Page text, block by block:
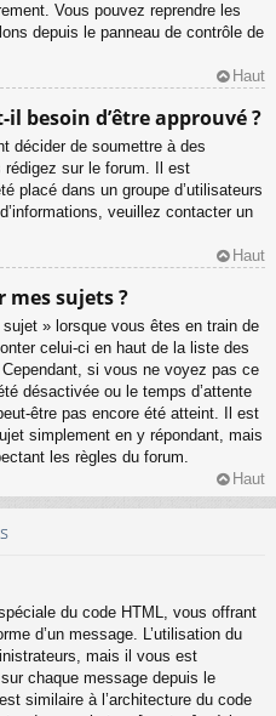
Vous pouvez reprendre les
depuis le panneau de contrôle de
Haut
besoin d’être approuvé ?
décider de soumettre à des
sur le forum. Il est
placé dans un groupe d’utilisateurs
veuillez contacter un
Haut
mes sujets ?
» lorsque vous êtes en train de
celui-ci en haut de la liste des
si vous ne voyez pas ce
désactivée ou le temps d’attente
être pas encore été atteint. Il est
simplement en y répondant, mais
les règles du forum.
Haut
du code HTML, vous offrant
d’un message. L’utilisation du
mais il vous est
chaque message depuis le
similaire à l’architecture du code